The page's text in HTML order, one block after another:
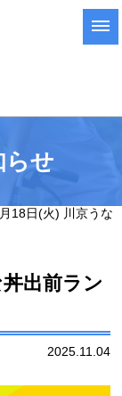
らせ
18日(火) 川京うな
出前ラン
2025.11.04